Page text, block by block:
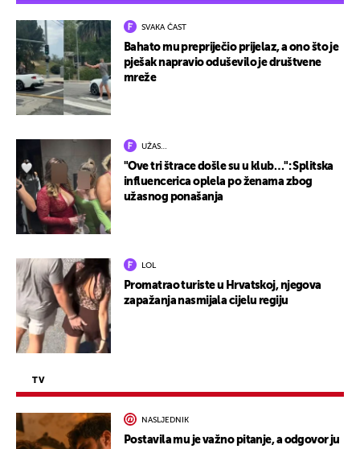
SVAKA ČAST
Bahato mu prepriječio prijelaz, a ono što je
pješak napravio oduševilo je društvene
mreže
UŽAS…
"Ove tri štrace došle su u klub…": Splitska
influencerica oplela po ženama zbog
užasnog ponašanja
LOL
Promatrao turiste u Hrvatskoj, njegova
zapažanja nasmijala cijelu regiju
TV
NASLJEDNIK
Postavila mu je važno pitanje, a odgovor ju